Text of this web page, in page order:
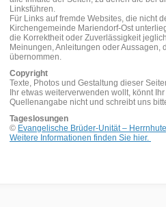
Linksführen.
Für Links auf fremde Websites, die nicht
Kirchengemeinde Mariendorf-Ost
die Korrektheit oder Zuverlässigkeit
Meinungen, Anleitungen oder Aussagen,
übernommen.
Copyright
Texte, Photos und Gestaltung dieser
Ihr etwas weiterverwenden wollt, könnt
Quellenangabe nicht und schreibt uns
Tageslosungen
© Evangelische Brüder-Unität –
Weitere Informationen finden Sie hier.